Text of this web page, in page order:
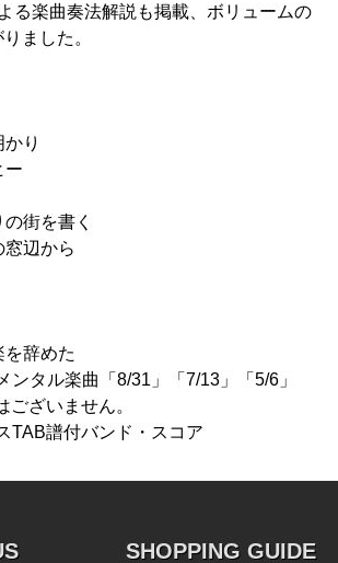
る楽曲奏法解説も掲載、ボリュームの
ました。
り
ー
街を書く
辺から
辞めた
タル楽曲「8/31」「7/13」「5/6」
ございません。
TAB譜付バンド・スコア
SHOPPING GUIDE